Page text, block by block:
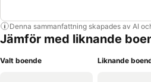
Denna sammanfattning skapades av AI
Jämför med liknande
Valt boende Liknande